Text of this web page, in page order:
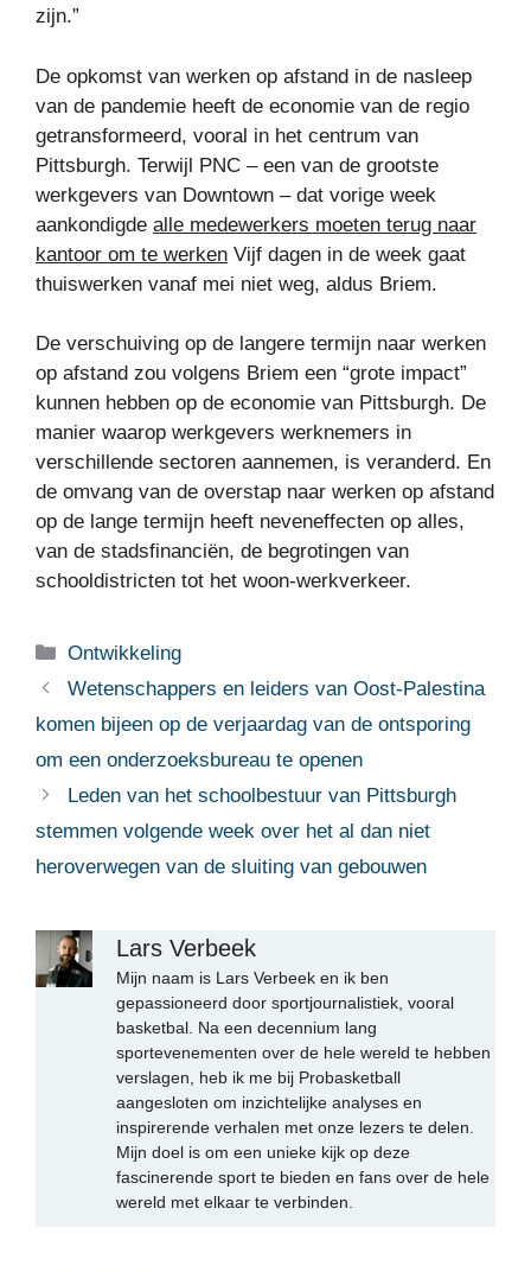
zijn.”
De opkomst van werken op afstand in de nasleep
van de pandemie heeft de economie van de regio
getransformeerd, vooral in het centrum van
Pittsburgh. Terwijl PNC – een van de grootste
werkgevers van Downtown – dat vorige week
aankondigde alle medewerkers moeten terug naar
kantoor om te werken Vijf dagen in de week gaat
thuiswerken vanaf mei niet weg, aldus Briem.
De verschuiving op de langere termijn naar werken
op afstand zou volgens Briem een ​​“grote impact”
kunnen hebben op de economie van Pittsburgh. De
manier waarop werkgevers werknemers in
verschillende sectoren aannemen, is veranderd. En
de omvang van de overstap naar werken op afstand
op de lange termijn heeft neveneffecten op alles,
van de stadsfinanciën, de begrotingen van
schooldistricten tot het woon-werkverkeer.
Categorieën
Ontwikkeling
Wetenschappers en leiders van Oost-Palestina
komen bijeen op de verjaardag van de ontsporing
om een ​​onderzoeksbureau te openen
Leden van het schoolbestuur van Pittsburgh
stemmen volgende week over het al dan niet
heroverwegen van de sluiting van gebouwen
Lars Verbeek
Mijn naam is Lars Verbeek en ik ben
gepassioneerd door sportjournalistiek, vooral
basketbal. Na een decennium lang
sportevenementen over de hele wereld te hebben
verslagen, heb ik me bij Probasketball
aangesloten om inzichtelijke analyses en
inspirerende verhalen met onze lezers te delen.
Mijn doel is om een unieke kijk op deze
fascinerende sport te bieden en fans over de hele
wereld met elkaar te verbinden.